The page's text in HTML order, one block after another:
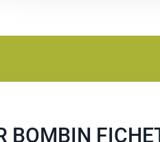
BOMBIN